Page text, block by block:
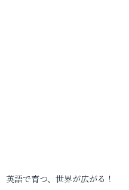
英語で育つ、世界が広がる！